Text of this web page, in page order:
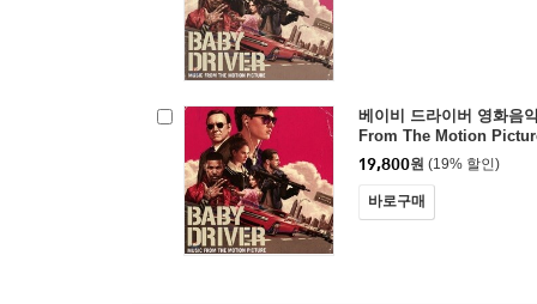
베이비 드라이버 영화음
From The Motion
19,800원 (19% 할인)
바로구매